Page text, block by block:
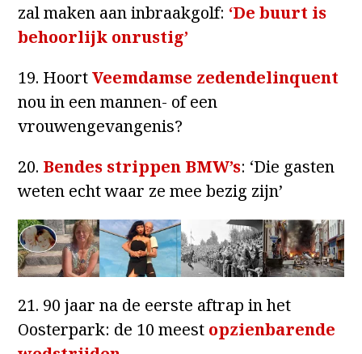
zal maken aan inbraakgolf: ‘De buurt is
behoorlijk onrustig’
19. HoortVeemdamse zedendelinquent
nou in een mannen- of een
vrouwengevangenis?
20. Bendes strippen BMW’s: ‘Die gasten
weten echt waar ze mee bezig zijn’
21. 90 jaar na de eerste aftrap in het
Oosterpark: de 10 meest opzienbarende